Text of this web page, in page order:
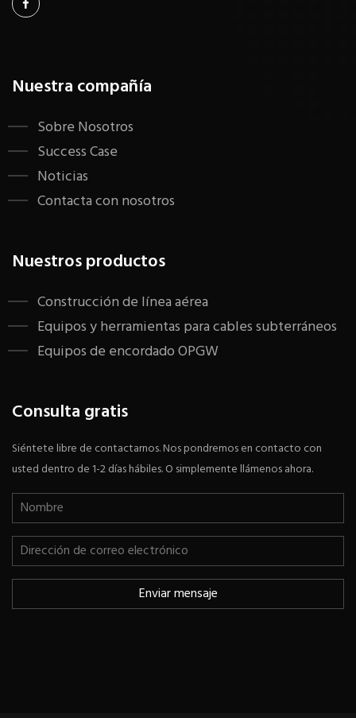
Nuestra compañía
Sobre Nosotros
Success Case
Noticias
Contacta con nosotros
Nuestros productos
Construcción de línea aérea
Equipos y herramientas para cables subterráneos
Equipos de encordado OPGW
Consulta gratis
Siéntete libre de contactarnos. Nos pondremos en contacto con
usted dentro de 1-2 días hábiles. O simplemente llámenos ahora.